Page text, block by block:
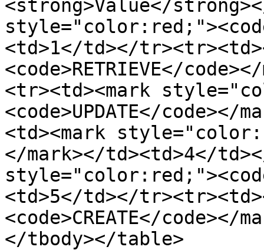
<strong>Value</
<td>1</td></
<code>RETRIEVE</
<tr><td><mark
<code>UPDATE</
<td><mark
</mark></td><td>4</
<td>5</td></
<code>CREATE</
</tbody></table>